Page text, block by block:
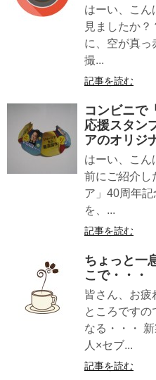
はーい、こん
見ましたか
に、空が真っ
撮...
記事を読む
コンビニで
応援スタン
アのオリジ
はーい、こん
前にご紹介し
ア」40周年
を、...
記事を読む
ちょっと一
こで・・・
皆さん、お疲
ところですの
なる・・・
人×セブ...
記事を読む